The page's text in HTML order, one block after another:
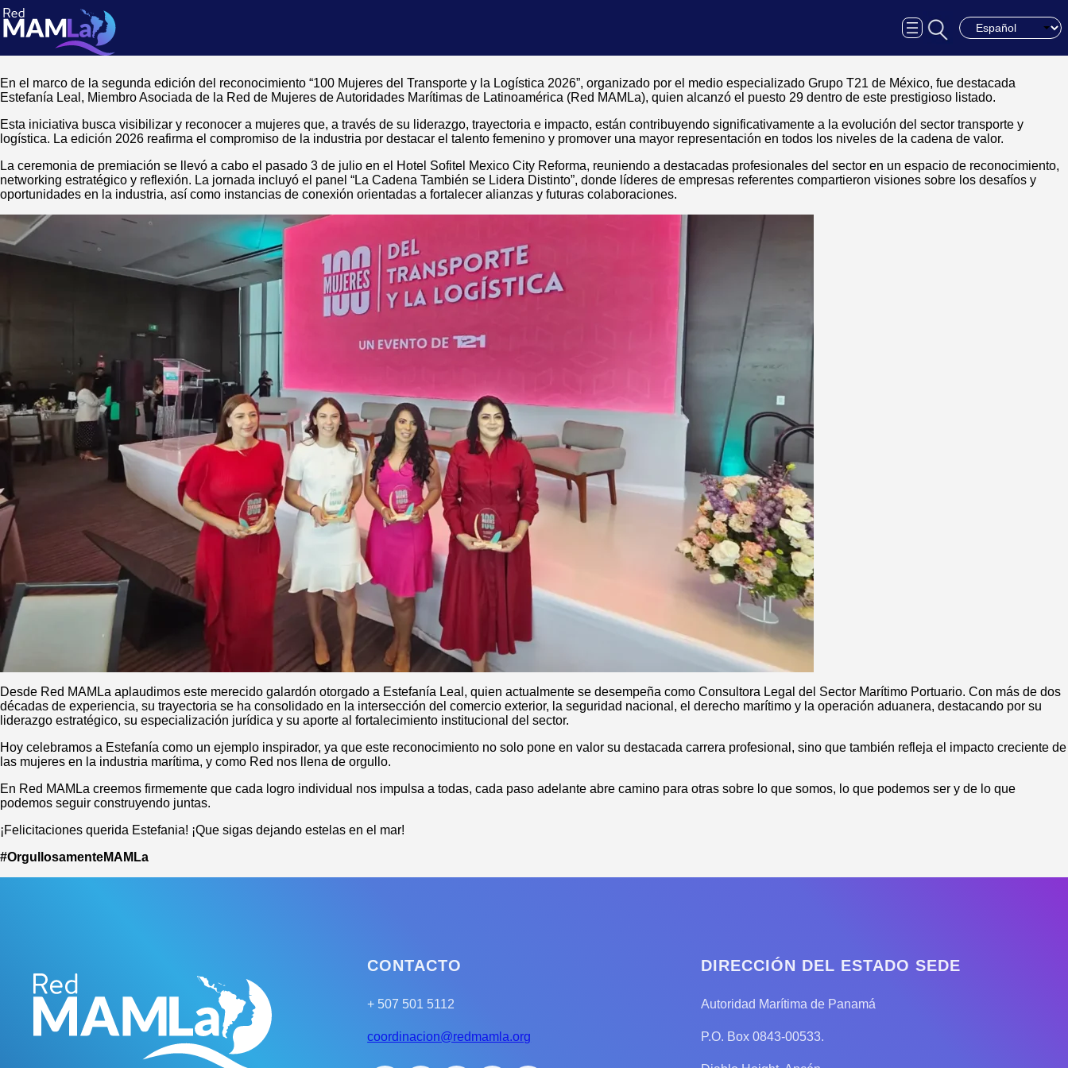
Choose a
En el marco de la segunda edición del reconocimiento “100 Mujeres del Transporte y la Logística 2026”, organizado por el medio especializado Grupo T21 de México, fue destacada
Estefanía Leal, Miembro Asociada de la Red de Mujeres de Autoridades Marítimas de Latinoamérica (Red MAMLa), quien alcanzó el puesto 29 dentro de este prestigioso listado.
Esta iniciativa busca visibilizar y reconocer a mujeres que, a través de su liderazgo, trayectoria e impacto, están contribuyendo significativamente a la evolución del sector transporte y
logística. La edición 2026 reafirma el compromiso de la industria por destacar el talento femenino y promover una mayor representación en todos los niveles de la cadena de valor.
La ceremonia de premiación se llevó a cabo el pasado 3 de julio en el Hotel Sofitel Mexico City Reforma, reuniendo a destacadas profesionales del sector en un espacio de reconocimiento,
networking estratégico y reflexión. La jornada incluyó el panel “La Cadena También se Lidera Distinto”, donde líderes de empresas referentes compartieron visiones sobre los desafíos y
oportunidades en la industria, así como instancias de conexión orientadas a fortalecer alianzas y futuras colaboraciones.
Desde Red MAMLa aplaudimos este merecido galardón otorgado a Estefanía Leal, quien actualmente se desempeña como Consultora Legal del Sector Marítimo Portuario. Con más de dos
décadas de experiencia, su trayectoria se ha consolidado en la intersección del comercio exterior, la seguridad nacional, el derecho marítimo y la operación aduanera, destacando por su
liderazgo estratégico, su especialización jurídica y su aporte al fortalecimiento institucional del sector.
Hoy celebramos a Estefanía como un ejemplo inspirador, ya que este reconocimiento no solo pone en valor su destacada carrera profesional, sino que también refleja el impacto creciente de
las mujeres en la industria marítima, y como Red nos llena de orgullo.
En Red MAMLa creemos firmemente que cada logro individual nos impulsa a todas, cada paso adelante abre camino para otras sobre lo que somos, lo que podemos ser y de lo que
podemos seguir construyendo juntas.
¡Felicitaciones querida Estefania! ¡Que sigas dejando estelas en el mar!
#OrgullosamenteMAMLa
CONTACTO
+ 507 501 5112
coordinacion@redmamla.org
DIRECCIÓN DEL ESTADO SEDE
Autoridad Marítima de Panamá
P.O. Box 0843-00533.